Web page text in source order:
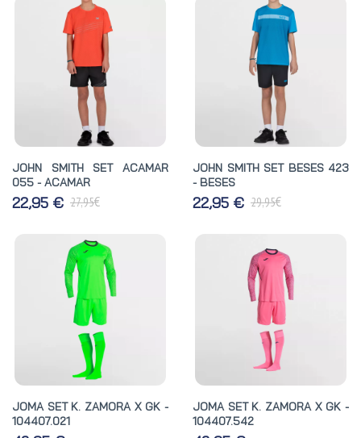
JOHN SMITH SET ACAMAR
055 - ACAMAR
22,95 € 27,95€
JOHN SMITH SET BESES 423
- BESES
22,95 € 29,95€
JOMA SET K. ZAMORA X GK -
104407.021
JOMA SET K. ZAMORA X GK -
104407.542